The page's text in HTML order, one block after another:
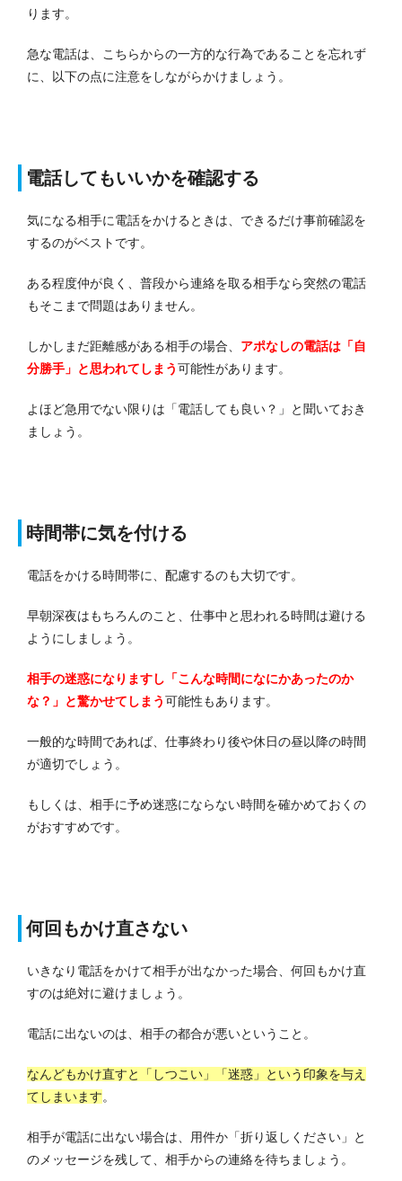
ります。
急な電話は、こちらからの一方的な行為であることを忘れず
に、以下の点に注意をしながらかけましょう。
電話してもいいかを確認する
気になる相手に電話をかけるときは、できるだけ事前確認を
するのがベストです。
ある程度仲が良く、普段から連絡を取る相手なら突然の電話
もそこまで問題はありません。
しかしまだ距離感がある相手の場合、 アポなしの電話は「自
分勝手」と思われてしまう可能性があります。
よほど急用でない限りは「電話しても良い？」と聞いておき
ましょう。
時間帯に気を付ける
電話をかける時間帯に、配慮するのも大切です。
早朝深夜はもちろんのこと、仕事中と思われる時間は避ける
ようにしましょう。
相手の迷惑になりますし「こんな時間になにかあったのか
な？」と驚かせてしまう可能性もあります。
一般的な時間であれば、仕事終わり後や休日の昼以降の時間
が適切でしょう。
もしくは、相手に予め迷惑にならない時間を確かめておくの
がおすすめです。
何回もかけ直さない
いきなり電話をかけて相手が出なかった場合、何回もかけ直
すのは絶対に避けましょう。
電話に出ないのは、相手の都合が悪いということ。
なんどもかけ直すと「しつこい」「迷惑」という印象を与え
てしまいます。
相手が電話に出ない場合は、用件か「折り返しください」と
のメッセージを残して、相手からの連絡を待ちましょう。